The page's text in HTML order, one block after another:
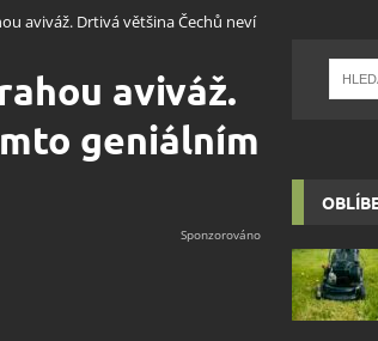
aviváž. Drtivá většina Čechů neví
aviváž.
geniálním